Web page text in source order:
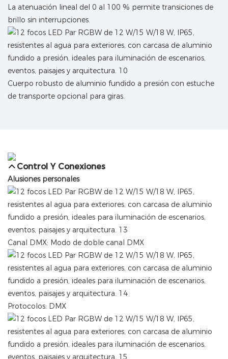
La atenuación lineal del 0 al 100 % permite transiciones de
brillo sin interrupciones.
Cuerpo robusto de aluminio fundido a presión con estuche
de transporte opcional para giras.
Control Y Conexiones
Alusiones personales
Canal DMX: Modo de doble canal DMX
Protocolos: DMX